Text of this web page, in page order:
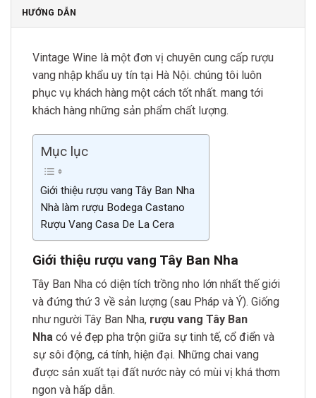
HƯỚNG DẪN
Vintage Wine là một đơn vị chuyên cung cấp rượu
vang nhập khẩu uy tín tại Hà Nội. chúng tôi luôn
phục vụ khách hàng một cách tốt nhất. mang tới
khách hàng những sản phẩm chất lượng.
Mục lục
Giới thiệu rượu vang Tây Ban Nha
Nhà làm rượu Bodega Castano
Rượu Vang Casa De La Cera
Giới thiệu rượu vang Tây Ban Nha
Tây Ban Nha có diện tích trồng nho lớn nhất thế giới
và đứng thứ 3 về sản lượng (sau Pháp và Ý). Giống
như người Tây Ban Nha, rượu vang Tây Ban
Nha có vẻ đẹp pha trộn giữa sự tinh tế, cổ điển và
sự sôi động, cá tính, hiện đại. Những chai vang
được sản xuất tại đất nước này có mùi vị khá thơm
ngon và hấp dẫn.